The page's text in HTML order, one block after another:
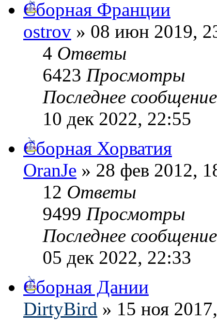
Сборная Франции
ostrov » 08 июн 2019,
4 Ответы
6423 Просмотры
Последнее
10 дек 2022, 22:55
Сборная Хорватия
OranJe » 28 фев 2012,
12 Ответы
9499 Просмотры
Последнее
05 дек 2022, 22:33
Сборная Дании
DirtyBird » 15 ноя